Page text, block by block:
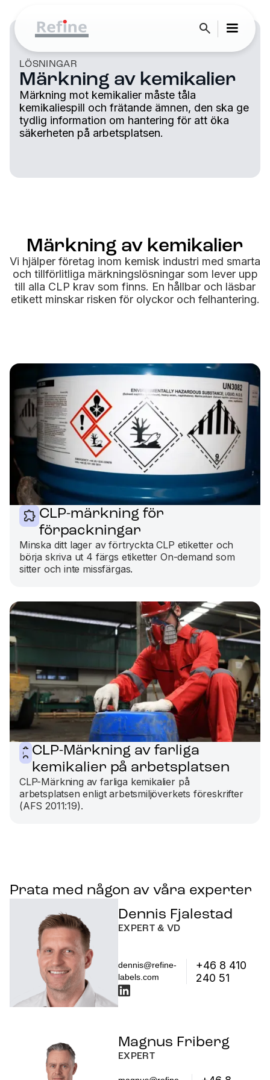
LÖSNINGAR
Märkning av kemikalier
Märkning mot kemikalier måste tåla
kemikaliespill och frätande ämnen, den ska ge
tydlig information om hantering för att öka
säkerheten på arbetsplatsen.
Märkning av kemikalier
Vi hjälper företag inom kemisk industri med smarta
och tillförlitliga märkningslösningar som lever upp
till alla CLP krav som finns. En hållbar och läsbar
etikett minskar risken för olyckor och felhantering.
CLP-märkning för
förpackningar
Minska ditt lager av förtryckta CLP etiketter och
börja skriva ut 4 färgs etiketter On-demand som
sitter och inte missfärgas.
CLP-Märkning av farliga
kemikalier på arbetsplatsen
CLP-Märkning av farliga kemikalier på
arbetsplatsen enligt arbetsmiljöverkets föreskrifter
(AFS 2011:19).
Prata med någon av våra experter
Dennis Fjalestad
EXPERT & VD
dennis@refine-
labels.com
+46 8 410
240 51
Magnus Friberg
EXPERT